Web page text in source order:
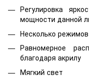
Регулировка
мощности данной
Несколько
Равномерное
благодаря акрилу
Мягкий свет